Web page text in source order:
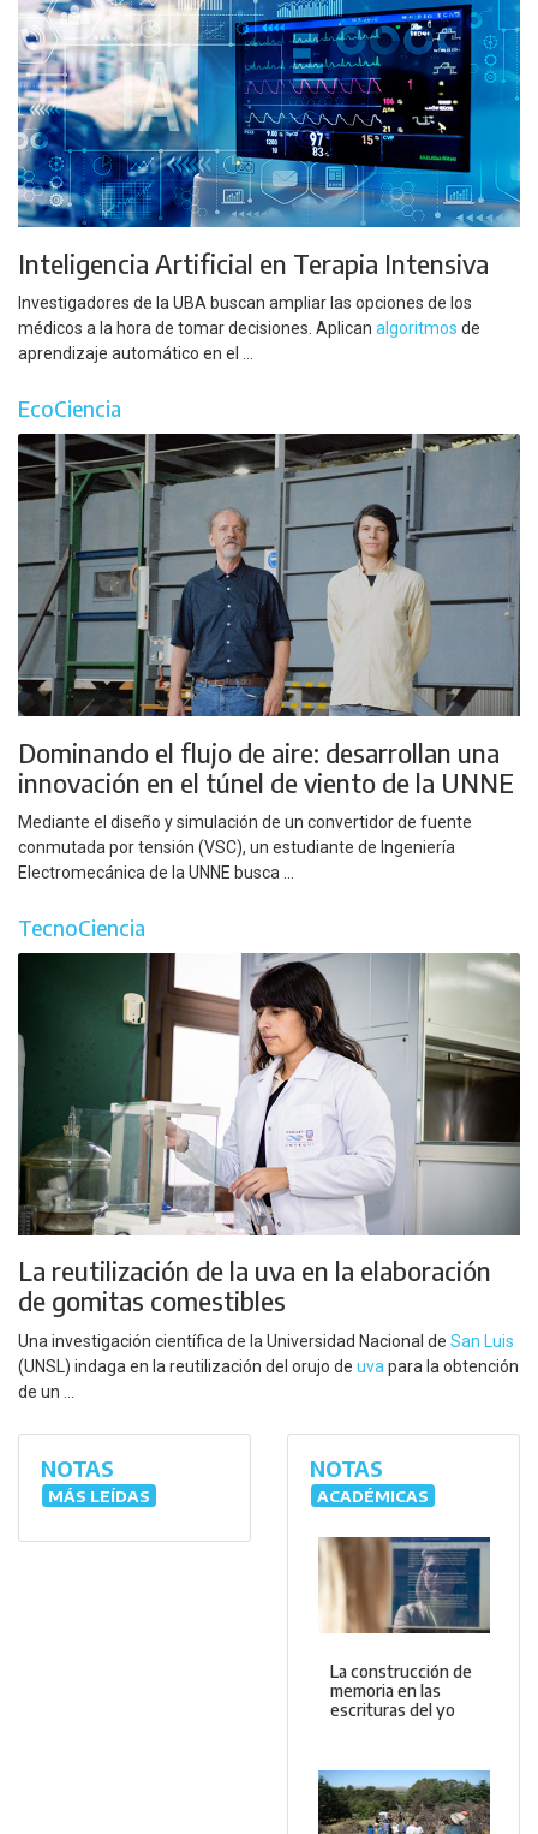
Inteligencia Artificial en Terapia Intensiva
Investigadores de la UBA buscan ampliar las opciones de los
médicos a la hora de tomar decisiones. Aplican algoritmos de
aprendizaje automático en el ...
EcoCiencia
Dominando el flujo de aire: desarrollan una
innovación en el túnel de viento de la UNNE
Mediante el diseño y simulación de un convertidor de fuente
conmutada por tensión (VSC), un estudiante de Ingeniería
Electromecánica de la UNNE busca ...
TecnoCiencia
La reutilización de la uva en la elaboración
de gomitas comestibles
Una investigación científica de la Universidad Nacional de San Luis
(UNSL) indaga en la reutilización del orujo de uva para la obtención
de un ...
NOTAS
MÁS LEÍDAS
NOTAS
ACADÉMICAS
La construcción de
memoria en las
escrituras del yo